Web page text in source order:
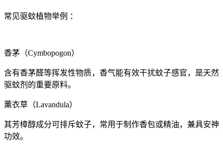
常见驱蚊植物举例 ：
香茅（Cymbopogon）
含有香茅醛等挥发性物质，香气能有效干扰蚊子感官，是天然
驱蚊剂的重要原料。
薰衣草（Lavandula）
其芳樟醇成分可排斥蚊子，常用于制作香包或精油，兼具安神
功效。